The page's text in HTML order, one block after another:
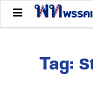
Tag: